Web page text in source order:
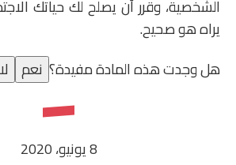
الشخصية، وقرر أن يصلح لك حياتك
يراه هو صحيح.
هل وجدت هذه المادة مفيدة؟ نعم لا
8 يونيو، 2020